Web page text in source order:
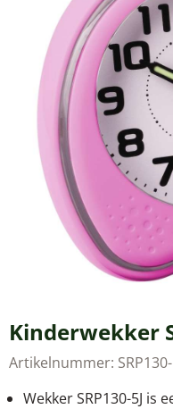
Kinderwekker
Artikelnummer: SRP130-
Wekker SRP130-5J is